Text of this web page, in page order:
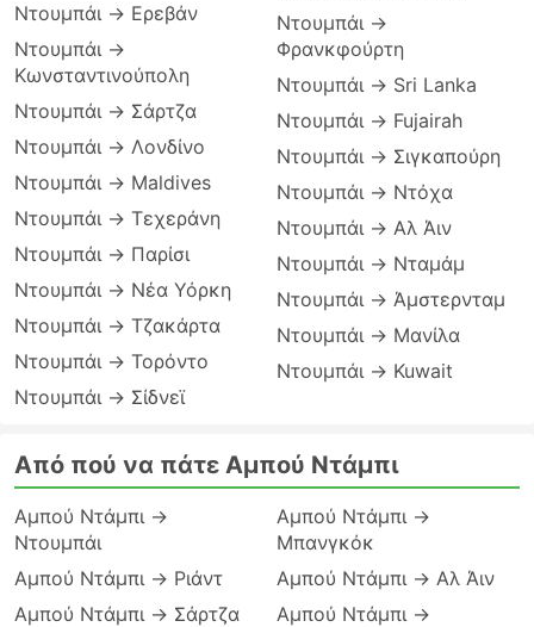
Ντουμπάι → Ερεβάν
Ντουμπάι →
Κωνσταντινούπολη
Ντουμπάι → Σάρτζα
Ντουμπάι → Λονδίνο
Ντουμπάι → Maldives
Ντουμπάι → Τεχεράνη
Ντουμπάι → Παρίσι
Ντουμπάι → Νέα Υόρκη
Ντουμπάι → Τζακάρτα
Ντουμπάι → Τορόντο
Ντουμπάι → Σίδνεϊ
Ντουμπάι →
Φρανκφούρτη
Ντουμπάι → Sri Lanka
Ντουμπάι → Fujairah
Ντουμπάι → Σιγκαπούρη
Ντουμπάι → Ντόχα
Ντουμπάι → Αλ Άιν
Ντουμπάι → Νταμάμ
Ντουμπάι → Άμστερνταμ
Ντουμπάι → Μανίλα
Ντουμπάι → Kuwait
Από πού να πάτε Αμπού Ντάμπι
Αμπού Ντάμπι →
Ντουμπάι
Αμπού Ντάμπι → Ριάντ
Αμπού Ντάμπι → Σάρτζα
Αμπού Ντάμπι →
Μπανγκόκ
Αμπού Ντάμπι → Αλ Άιν
Αμπού Ντάμπι →